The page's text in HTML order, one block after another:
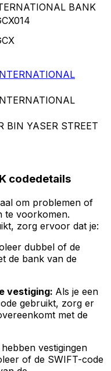
BANK
BIN YASER STREET
codedetails
om problemen of
te voorkomen.
zorg ervoor dat je:
dubbel of de
de bank van de
vestiging: Als je een
gebruikt, zorg er
met de
vestigingen
of de SWIFT-code